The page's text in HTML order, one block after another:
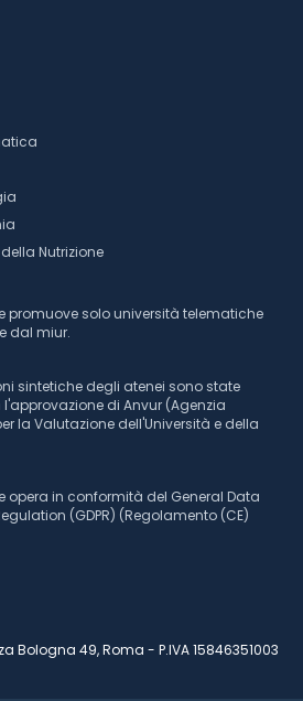
Nutrizione
promuove solo università telematiche
dal miur.
sintetiche degli atenei sono state
di Anvur (Agenzia
la Valutazione dell'Università e della
opera in conformità del General Data
(GDPR) (Regolamento (CE)
Bologna 49, Roma - P.IVA 15846351003